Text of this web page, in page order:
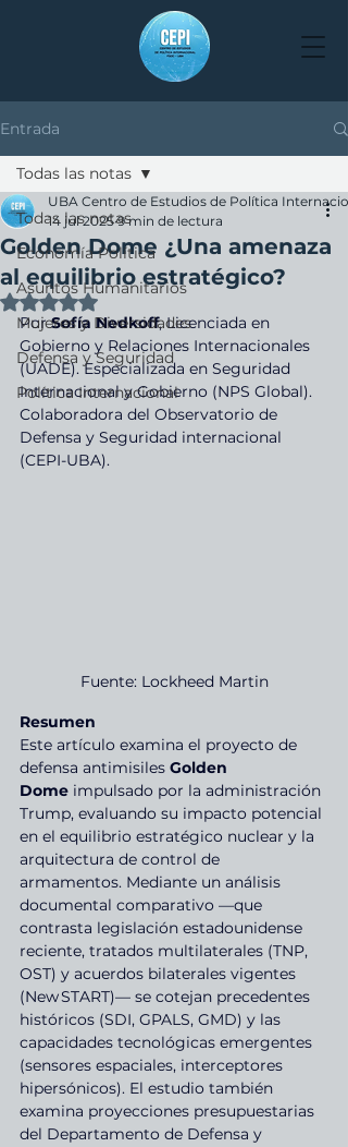
Entrada
Todas las notas
Economía Política
Asuntos Humanitarios
Mujeres y Diversidades
Defensa y Seguridad
Política Internacional
Todas las notas
Golden Dome ¿Una amenaza
al equilibrio estratégico?
UBA Centro de Estudios de Política
14 jul 2025 9 min de lectura
Obtuvo NaN de 5 estrellas.
Por Sofía Nedkoff, Licenciada en
Gobierno y Relaciones Internacionales
(UADE). Especializada en Seguridad
Internacional y Gobierno (NPS Global).
Colaboradora del Observatorio de
Defensa y Seguridad internacional
(CEPI-UBA).
Fuente: Lockheed Martin
Resumen
Este artículo examina el proyecto de
defensa antimisiles Golden
Dome impulsado por la administración
Trump, evaluando su impacto potencial
en el equilibrio estratégico nuclear y la
arquitectura de control de
armamentos. Mediante un análisis
documental comparativo —que
contrasta legislación estadounidense
reciente, tratados multilaterales (TNP,
OST) y acuerdos bilaterales vigentes
(New START)— se cotejan precedentes
históricos (SDI, GPALS, GMD) y las
capacidades tecnológicas emergentes
(sensores espaciales, interceptores
hipersónicos). El estudio también
examina proyecciones presupuestarias
del Departamento de Defensa y